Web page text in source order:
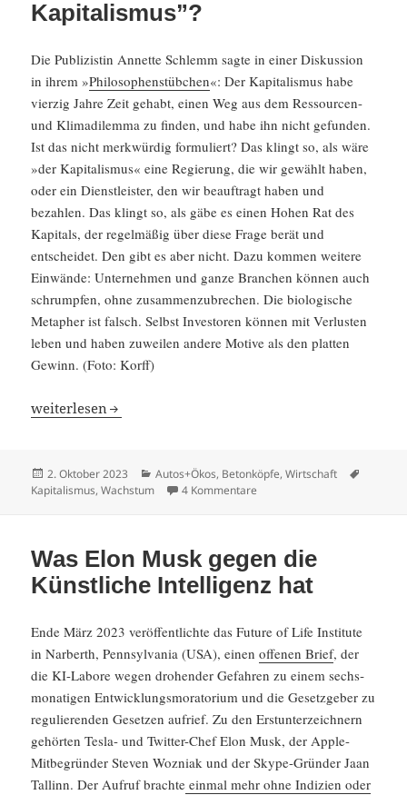
Kapitalismus”?
Die Publi­zistin Annette Schlemm sagte in einer Diskus­sion
in ihrem »Philo­so­phen­stüb­chen«: Der Kapita­lismus habe
vierzig Jahre Zeit gehabt, einen Weg aus dem Ressourcen-
und Klima­di­lemma zu finden, und habe ihn nicht gefunden.
Ist das nicht merkwürdig formu­liert? Das klingt so, als wäre
»der Kapita­lismus« eine Regie­rung, die wir gewählt haben,
oder ein Dienst­leister, den wir beauf­tragt haben und
bezahlen. Das klingt so, als gäbe es einen Hohen Rat des
Kapitals, der regel­mäßig über diese Frage berät und
entscheidet. Den gibt es aber nicht. Dazu kommen weitere
Einwände: Unter­nehmen und ganze Branchen können auch
schrumpfen, ohne zusam­men­zu­bre­chen. Die biolo­gi­sche
Metapher ist falsch. Selbst Inves­toren können mit Verlusten
leben und haben zuweilen andere Motive als den platten
Gewinn. (Foto: Korff)
Gibt es einen Wachs­tums­zwang “im Kapita­lismus”?
weiter­lesen
Veröffentlicht
am
2. Oktober 2023 Kategorien
Autos+Ökos, Betonköpfe,Wirtschaft
Kapitalismus,Wachstum 4 Kommentare
Was Elon Musk gegen die
Künstliche Intelligenz hat
Ende März 2023 veröf­fent­lichte das Future of Life Insti­tute
in Narberth, Pennsyl­vania (USA), einenoffenen Brief, der
die KI-Labore wegen drohender Gefahren zu einem sechs­
mo­na­tigen Entwicklungs­moratorium und die Gesetz­geber zu
regulie­renden Gesetzen aufrief. Zu den Erstun­ter­zeich­nern
gehörten Tesla- und Twitter-Chef Elon Musk, der Apple-
Mitbe­gründer Steven Wozniak und der Skype-Gründer Jaan
Tallinn. Der Aufruf brachte einmal mehr ohne Indizien oder